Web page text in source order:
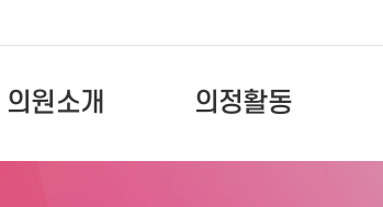
의원소개 의정활동